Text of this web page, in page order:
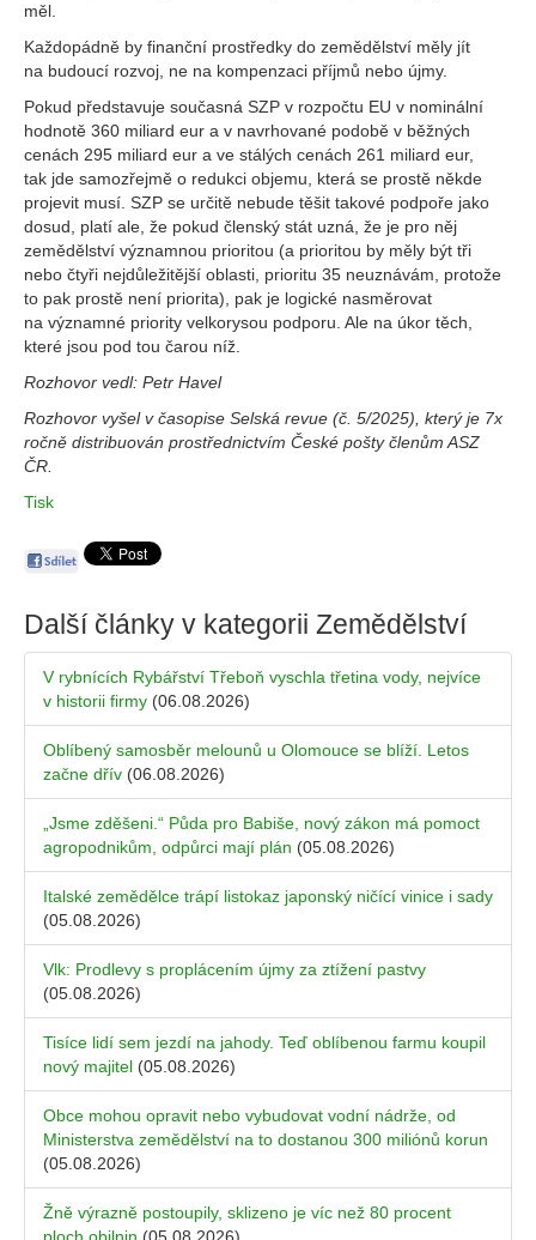
měl.
Každopádně by finanční prostředky do zemědělství měly jít
na budoucí rozvoj, ne na kompenzaci příjmů nebo újmy.
Pokud představuje současná SZP v rozpočtu EU v nominální
hodnotě 360 miliard eur a v navrhované podobě v běžných
cenách 295 miliard eur a ve stálých cenách 261 miliard eur,
tak jde samozřejmě o redukci objemu, která se prostě někde
projevit musí. SZP se určitě nebude těšit takové podpoře jako
dosud, platí ale, že pokud členský stát uzná, že je pro něj
zemědělství významnou prioritou (a prioritou by měly být tři
nebo čtyři nejdůležitější oblasti, prioritu 35 neuznávám, protože
to pak prostě není priorita), pak je logické nasměrovat
na významné priority velkorysou podporu. Ale na úkor těch,
které jsou pod tou čarou níž.
Rozhovor vedl: Petr Havel
Rozhovor vyšel v časopise Selská revue (č. 5/2025), který je 7x
ročně distribuován prostřednictvím České pošty členům ASZ
ČR.
Tisk
Další články v kategorii Zemědělství
V rybnících Rybářství Třeboň vyschla třetina vody, nejvíce
v historii firmy (06.08.2026)
Oblíbený samosběr melounů u Olomouce se blíží. Letos
začne dřív (06.08.2026)
„Jsme zděšeni.“ Půda pro Babiše, nový zákon má pomoct
agropodnikům, odpůrci mají plán (05.08.2026)
Italské zemědělce trápí listokaz japonský ničící vinice i sady
(05.08.2026)
Vlk: Prodlevy s proplácením újmy za ztížení pastvy
(05.08.2026)
Tisíce lidí sem jezdí na jahody. Teď oblíbenou farmu koupil
nový majitel (05.08.2026)
Obce mohou opravit nebo vybudovat vodní nádrže, od
Ministerstva zemědělství na to dostanou 300 miliónů korun
(05.08.2026)
Žně výrazně postoupily, sklizeno je víc než 80 procent